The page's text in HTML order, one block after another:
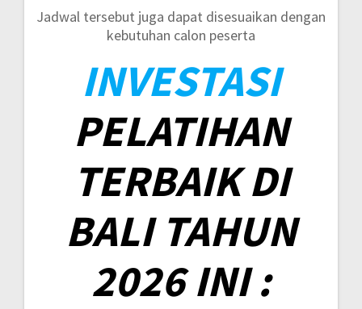
Jadwal tersebut juga dapat disesuaikan dengan
kebutuhan calon peserta
INVESTASI
PELATIHAN
TERBAIK DI
BALI TAHUN
2026 INI :